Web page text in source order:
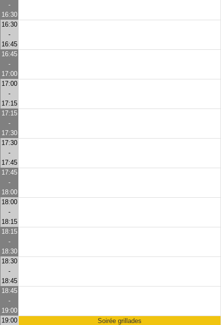
-
16:30
16:30
-
16:45
16:45
-
17:00
17:00
-
17:15
17:15
-
17:30
17:30
-
17:45
17:45
-
18:00
18:00
-
18:15
18:15
-
18:30
18:30
-
18:45
18:45
-
19:00
19:00
Soirée grillades